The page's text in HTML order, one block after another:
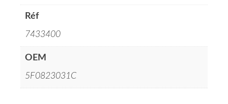
Réf
7433400
OEM
5F0823031C